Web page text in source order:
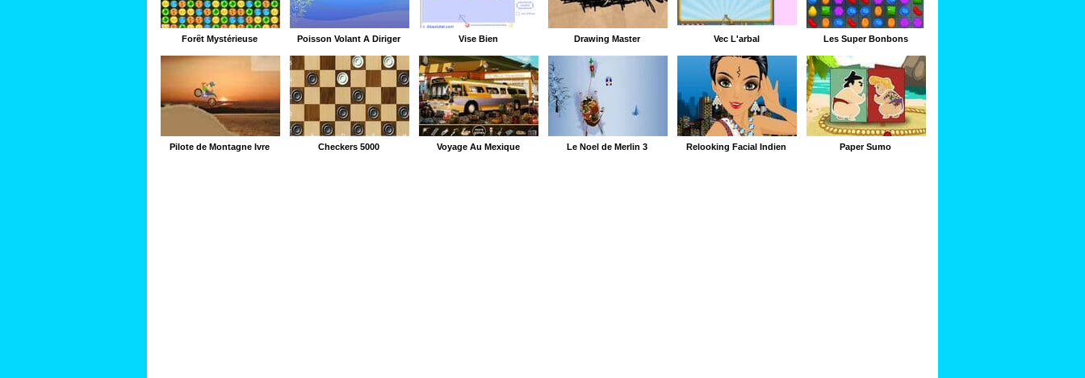
Forêt Mystérieuse Poisson Volant À Diriger Vise Bien Drawing Master Vec L'arbal Les Super Bonbons
Pilote de Montagne Ivre Checkers 5000 Voyage Au Mexique Le Noel de Merlin 3 Relooking Facial Indien Paper Sumo